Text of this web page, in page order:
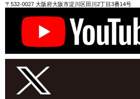
〒532-0027 大阪府大阪市淀川区田川2丁目3番14号